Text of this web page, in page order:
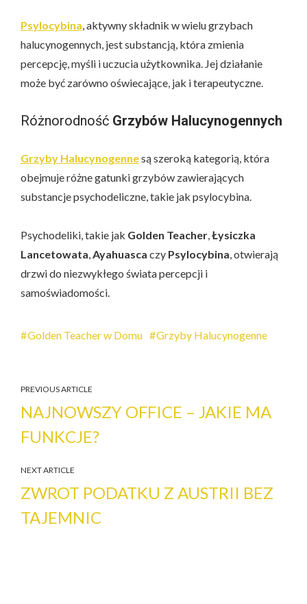
Psylocybina , aktywny składnik w wielu grzybach
halucynogennych, jest substancją, która zmienia
percepcję, myśli i uczucia użytkownika. Jej działanie
może być zarówno oświecające, jak i terapeutyczne.
Różnorodność Grzybów Halucynogennych
Grzyby Halucynogennesą szeroką kategorią, która
obejmuje różne gatunki grzybów zawierających
substancje psychodeliczne, takie jak psylocybina.
Psychodeliki, takie jak Golden Teacher Łysiczka
Lancetowata Ayahuasca czy Psylocybina , otwierają
drzwi do niezwykłego świata percepcji i
samoświadomości.
Golden Teacher w Domu Grzyby Halucynogenne
PREVIOUS ARTICLE
NAJNOWSZY OFFICE – JAKIE MA
FUNKCJE?
NEXT ARTICLE
ZWROT PODATKU Z AUSTRII BEZ
TAJEMNIC